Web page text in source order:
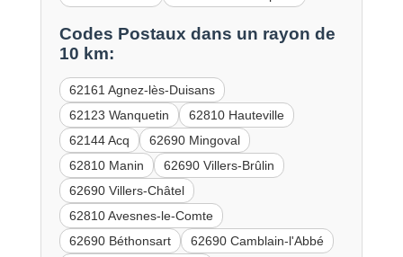
Codes Postaux dans un rayon de
10 km:
62161 Agnez-lès-Duisans
62123 Wanquetin
62810 Hauteville
62144 Acq
62690 Mingoval
62810 Manin
62690 Villers-Brûlin
62690 Villers-Châtel
62810 Avesnes-le-Comte
62690 Béthonsart
62690 Camblain-l'Abbé